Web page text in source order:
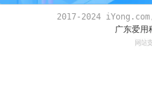
2017-2024
广东爱用